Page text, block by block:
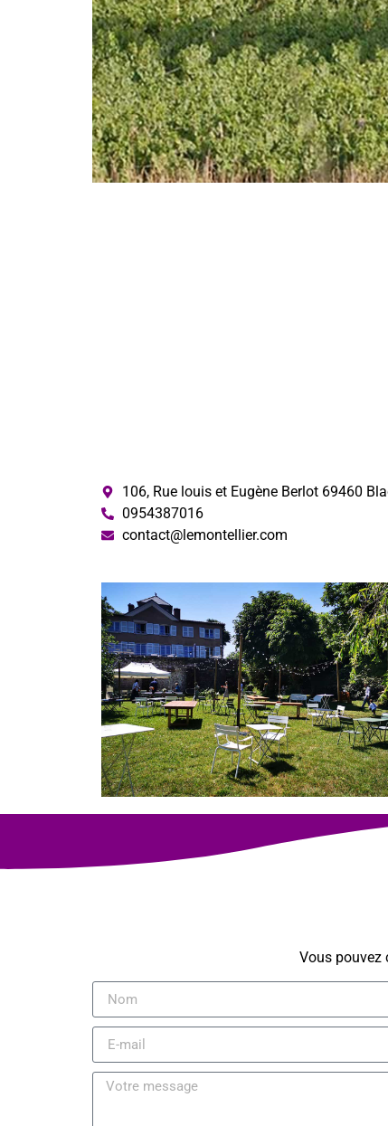
106, Rue louis et Eugène Berlot 69460
0954387016
contact@lemontellier.com
Vous pouvez